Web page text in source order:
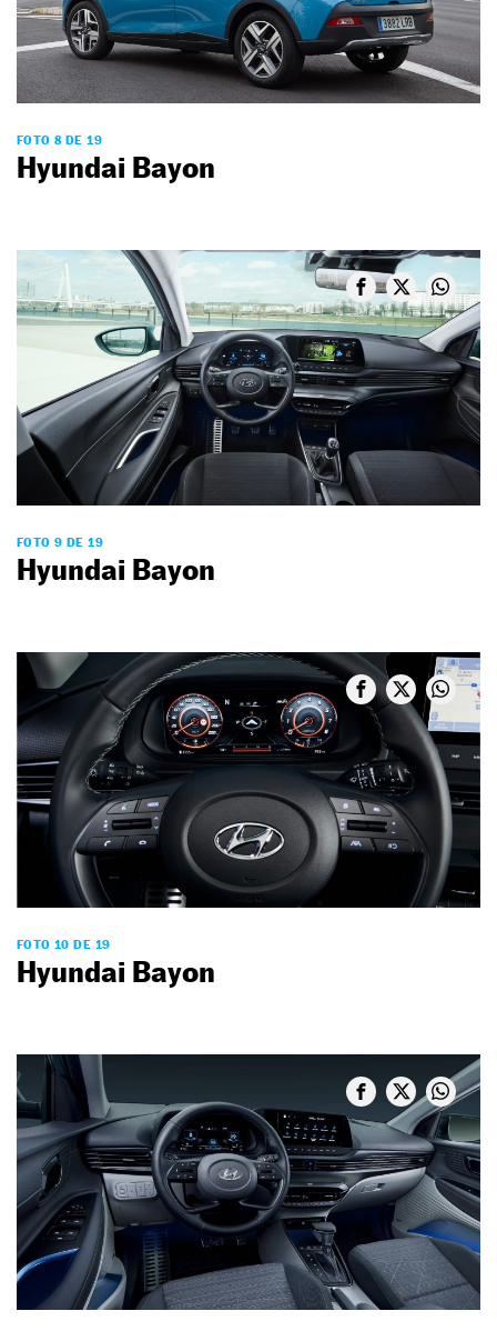
FOTO 8 DE 19
Hyundai Bayon
FOTO 9 DE 19
Hyundai Bayon
FOTO 10 DE 19
Hyundai Bayon